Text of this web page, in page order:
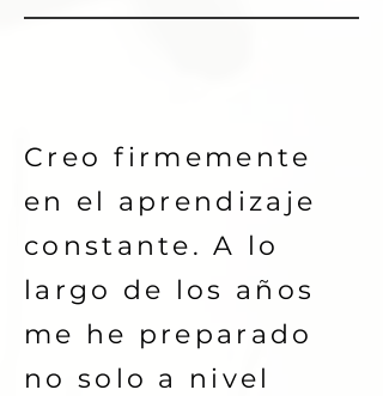
Creo firmemente
en el aprendizaje
constante. A lo
largo de los años
me he preparado
no solo a nivel